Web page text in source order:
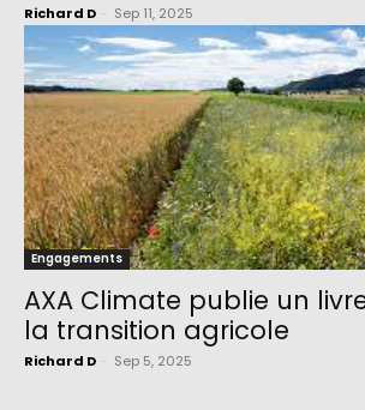
Richard D Sep 11, 2025
Engagements
AXA Climate publie un
la transition agricole
Richard D Sep 5, 2025